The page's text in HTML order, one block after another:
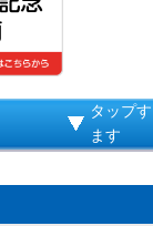
タップ
ます